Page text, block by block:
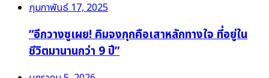
กุมภาพันธ์ 17, 2025
“อีกวางซูเผย! คิมจงกุกคือเสาหลักทางใจ ที่อยู่ใน
ชีวิตมานานกว่า 9 ปี”